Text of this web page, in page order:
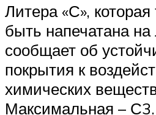
Литера «С»,
быть напечатана
сообщает об
покрытия к
химических
Максимальная –